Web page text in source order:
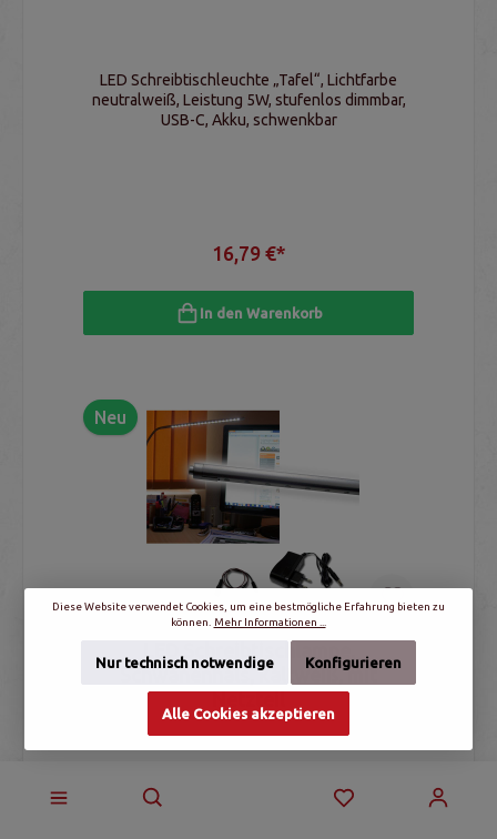
LED Schreibtischleuchte „Tafel“, Lichtfarbe
neutralweiß, Leistung 5W, stufenlos dimmbar,
USB-C, Akku, schwenkbar
16,79 €*
In den Warenkorb
Neu
Schwanenhals, kaltweiß, mit
Netzteil
LED Schreibtischleuchte mit flexiblem
Schwanenhals, Lichtfarbe: kaltweiß,
Diese Website verwendet Cookies, um eine bestmögliche Erfahrung bieten zu
können.
Mehr Informationen ...
Nur technisch notwendige Konfigurieren
Alle Cookies akzeptieren